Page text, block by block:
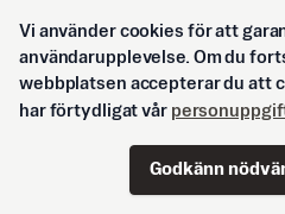
Svenska Epoch Times
Korsord och sudoku
Vi använder cookies för att
användarupplevelse. Om du
webbplatsen accepterar du att
har förtydligat vår
Godkänn